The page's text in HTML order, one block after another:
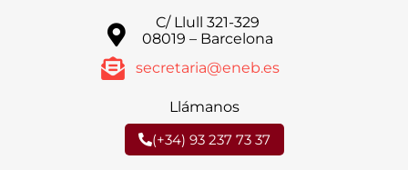
C/ Llull 321-329
08019 – Barcelona
secretaria@eneb.es
Llámanos
(+34) 93 237 73 37